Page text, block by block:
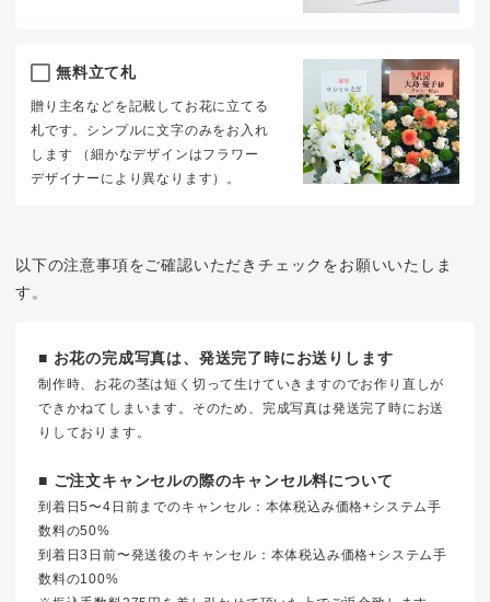
無料立て札
贈り主名などを記載してお花に立てる
札です。シンプルに文字のみをお入れ
します （細かなデザインはフラワー
デザイナーにより異なります）。
以下の注意事項をご確認いただきチェックをお願いいたしま
す。
■ お花の完成写真は、発送完了時にお送りします
制作時、お花の茎は短く切って生けていきますのでお作り直しが
できかねてしまいます。そのため、完成写真は発送完了時にお送
りしております。
■ ご注文キャンセルの際のキャンセル料について
到着日5〜4日前までのキャンセル：本体税込み価格+システム手
数料の50%
到着日3日前〜発送後のキャンセル：本体税込み価格+システム手
数料の100%